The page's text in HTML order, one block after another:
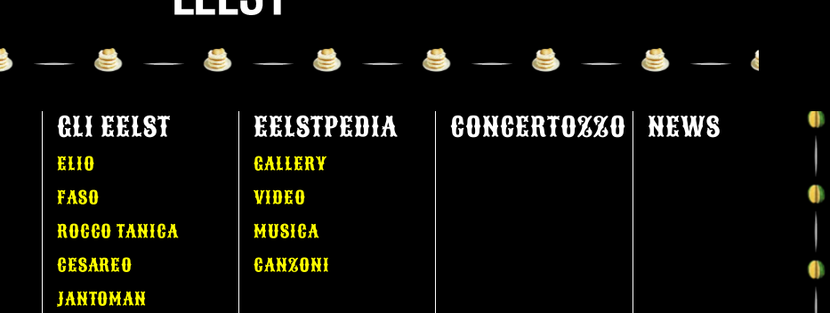
GLI EELST
ELIO
FASO
ROCCO TANICA
CESAREO
JANTOMAN
EELSTPEDIA
GALLERY
VIDEO
MUSICA
CANZONI
CONCERTOZZO NEWS